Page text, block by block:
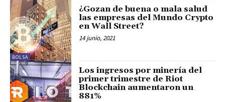
BOLSA
¿Gozan de buena o mala salud
las empresas del Mundo Crypto
en Wall Street?
14 junio, 2021
Los ingresos por minería del
primer trimestre de Riot
Blockchain aumentaron un
881%